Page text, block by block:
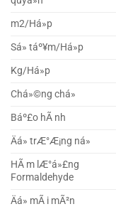
m2/Há»p
Sá» táº¥m/Há»p
Kg/Há»p
Chá»©ng chá»
Báº£o hÃ nh
Äá» trÆ°Æ¡ng ná»
HÃ m lÆ°á»£ng
Formaldehyde
Äá» mÃ i mÃ²n